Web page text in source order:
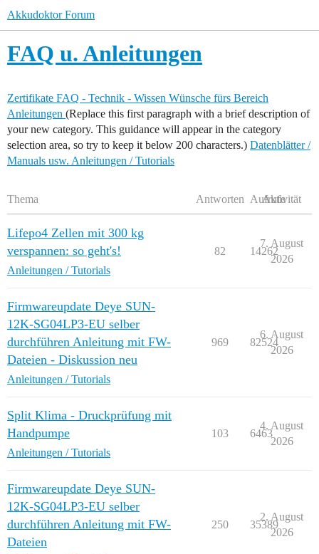
Akkudoktor Forum
FAQ u. Anleitungen
Zertifikate FAQ - Technik - Wissen Wünsche fürs Bereich
Anleitungen (Replace this first paragraph with a brief description of
your new category. This guidance will appear in the category
selection area, so try to keep it below 200 characters.) Datenblätter /
Manuals usw. Anleitungen / Tutorials
Thema Antworten Aufrufe
Aktivität
Lifepo4 Zellen mit 300 kg
verspannen: so geht's!
Anleitungen / Tutorials
82 14262
7. August
2026
Firmwareupdate Deye SUN-
12K-SG04LP3-EU selber
durchführen Anleitung mit FW-
Dateien - Diskussion neu
Anleitungen / Tutorials
969 82524
6. August
2026
Split Klima - Druckprüfung mit
Handpumpe
Anleitungen / Tutorials
103 6463
4. August
2026
Firmwareupdate Deye SUN-
12K-SG04LP3-EU selber
durchführen Anleitung mit FW-
Dateien
250 35389
2. August
2026